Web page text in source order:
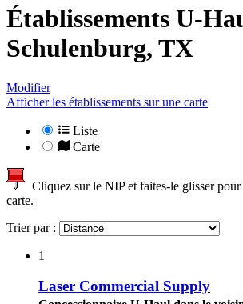
Établissements U-
Schulenburg, TX
Modifier
Afficher les établissements sur une carte
Liste
Carte
Cliquez sur le NIP et faites-le glisser
carte.
Trier par :
1
Laser Commercial Supply